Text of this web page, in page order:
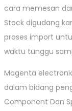
cara memesan
Stock digudang
proses import
waktu tunggu
Magenta
dalam bidang
Component Dan